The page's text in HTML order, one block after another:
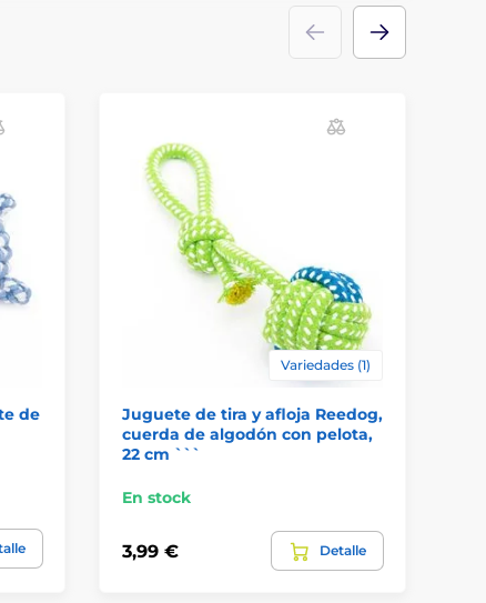
de
Variedades (1)
Juguete de tira y afloja Reedog,
cuerda de algodón con pelota,
22 cm ```
En stock
3,99 € Detalle